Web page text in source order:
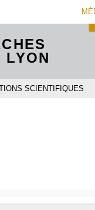
SCIENTIFIQUES